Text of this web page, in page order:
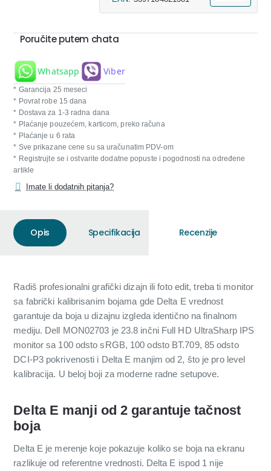
Poručite putem chata
Whatsapp Viber
* Garancija 25 meseci
* Povrat robe 15 dana
* Dostava za 1-3 radna dana
* Plaćanje pouzećem, karticom, preko računa
* Plaćanje u 6 rata
* Sve prikazane cene su sa uračunatim PDV-om
* Registrujte se i ostvarite dodatne popuste i pogodnosti na određene
artikle
Imate li dodatnih pitanja?
Opis Specifikacija Recenzije
Radiš profesionalni grafički dizajn ili foto edit, treba ti monitor
sa fabrički kalibrisanim bojama gde Delta E vrednost
garantuje da boja u dizajnu izgleda identično na finalnom
mediju. Dell MON02703 je 23.8 inčni Full HD UltraSharp IPS
monitor sa 100 odsto sRGB, 100 odsto BT.709, 85 odsto
DCI-P3 pokrivenosti i Delta E manjim od 2, što je pro level
kalibracija. U beloj boji za moderne radne setupove.
Delta E manji od 2 garantuje tačnost
boja
Delta E je merenje koje pokazuje koliko se boja na ekranu
razlikuje od referentne vrednosti. Delta E ispod 1 nije